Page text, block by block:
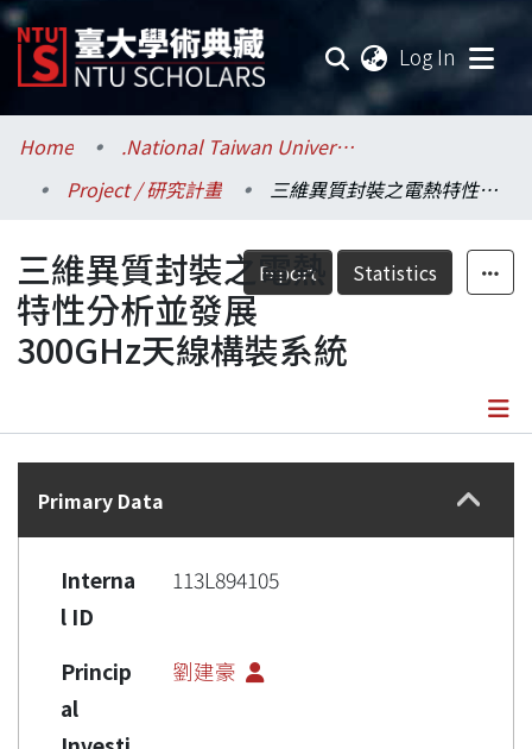
Log In
Communities & Collections
Research Outputs
Fundings & Projects
Researchers
Statistics
Home
.National Taiwan University / 國立臺灣大學
Project / 研究計畫
三維異質封裝之電熱特性分析並發展300GHz天線構裝系統
Export Statistics
三維異質封裝之電熱
特性分析並發展
300GHz天線構裝系統
Details
Primary Data
Interna
l ID
113L894105
Princip
al
劉建豪